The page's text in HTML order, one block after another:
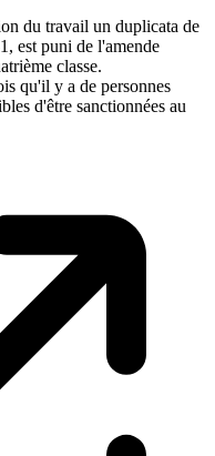
du travail un duplicata de
est puni de l'amende
classe.
qu'il y a de personnes
d'être sanctionnées au